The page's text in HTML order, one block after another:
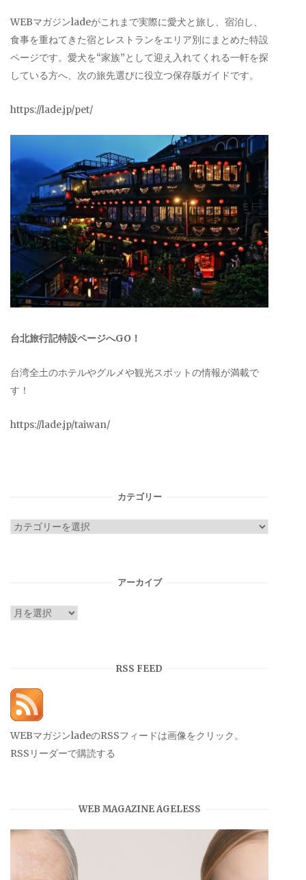
WEBマガジンladeがこれまで実際に愛犬と旅し、宿泊し、
食事を重ねてきた宿とレストランをエリア別にまとめた特設
ページです。愛犬を“家族”として迎え入れてくれる一軒を探
している方へ、次の旅先選びに役立つ保存版ガイドです。
https://lade.jp/pet/
台北旅行記特設ページへGO！
台湾全土のホテルやグルメや観光スポットの情報が満載で
す！
https://lade.jp/taiwan/
カテゴリー
カ
アーカイブ
ア
RSS FEED
WEBマガジンladeのRSSフィードは画像をクリック。
RSSリーダーで購読する
WEB MAGAZINE AGELESS